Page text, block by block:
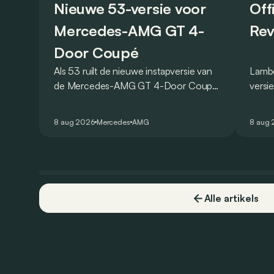
Nieuwe 53-versie voor
Mercedes-AMG GT 4-
Door Coupé
Als 53 ruilt de nieuwe instapversie van
de Mercedes-AMG GT 4-Door Coupé
8 aug 2026 Mercedes AMG
een
8 aug
Alle artikels